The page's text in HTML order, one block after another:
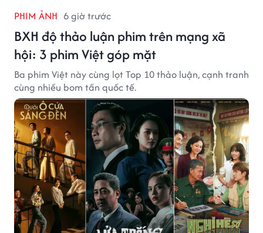
PHIM ẢNH 6 giờ trước
BXH độ thảo luận phim trên mạng xã
hội: 3 phim Việt góp mặt
Ba phim Việt này cùng lọt Top 10 thảo luận, cạnh tranh
cùng nhiều bom tấn quốc tế.